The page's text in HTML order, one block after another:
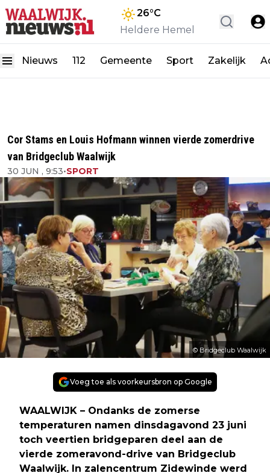
26°C
Heldere Hemel
Nieuws 112 Gemeente Sport Zakelijk
Cor Stams en Louis Hofmann winnen vierde zomerdrive
van Bridgeclub Waalwijk
30 JUN , 9:53•SPORT
© Bridgeclub Waalwijk
Voeg toe als voorkeursbron op Google
WAALWIJK – Ondanks de zomerse
temperaturen namen dinsdagavond 23 juni
toch veertien bridgeparen deel aan de
vierde zomeravond-drive van Bridgeclub
Waalwijk. In zalencentrum Zidewinde werd